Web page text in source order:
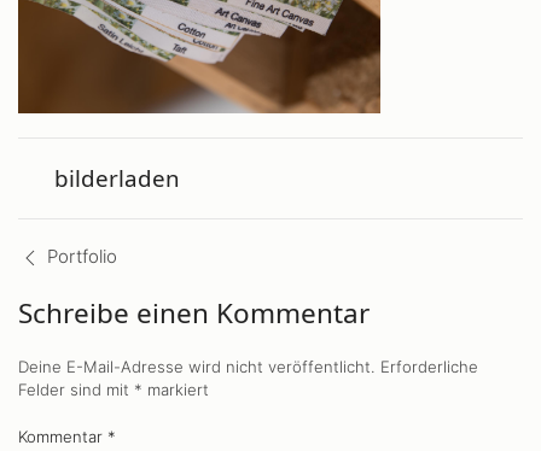
bilderladen
Navigation
Portfolio
Schreibe einen Kommentar
Deine E-Mail-Adresse wird nicht veröffentlicht. Erforderliche
Felder sind mit * markiert
Kommentar *